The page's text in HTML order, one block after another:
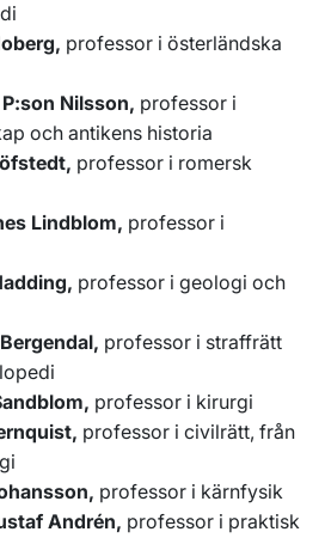
professor i österländska
Nilsson, professor i
och antikens historia
professor i romersk
Lindblom, professor i
professor i ­geologi och
professor i straffrätt
professor i kirurgi
professor i civilrätt, från
professor i kärnfysik
Andrén, professor i praktisk